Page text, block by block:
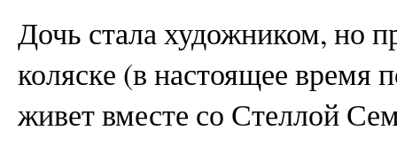
Дочь стала художником, но
коляске (в настоящее время
живет вместе со Стеллой